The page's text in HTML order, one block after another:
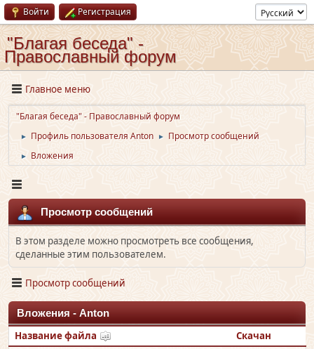
Войти Регистрация
"Благая беседа" -
Православный форум
Главное меню
"Благая беседа" - Православный форум
► Профиль пользователя Anton ► Просмотр сообщений
► Вложения
Просмотр сообщений
В этом разделе можно просмотреть все сообщения,
сделанные этим пользователем.
Просмотр сообщений
Вложения - Anton
Название файла
Скачан